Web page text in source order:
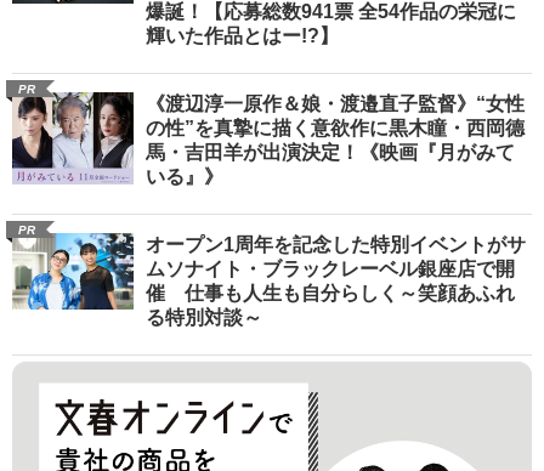
爆誕！【応募総数941票 全54作品の栄冠に
輝いた作品とはー!?】
PR
《渡辺淳一原作＆娘・渡邉直子監督》“女性
の性”を真摯に描く意欲作に黒木瞳・西岡德
馬・吉田羊が出演決定！《映画『月がみて
いる』》
PR
オープン1周年を記念した特別イベントがサ
ムソナイト・ブラックレーベル銀座店で開
催 仕事も人生も自分らしく～笑顔あふれ
る特別対談～